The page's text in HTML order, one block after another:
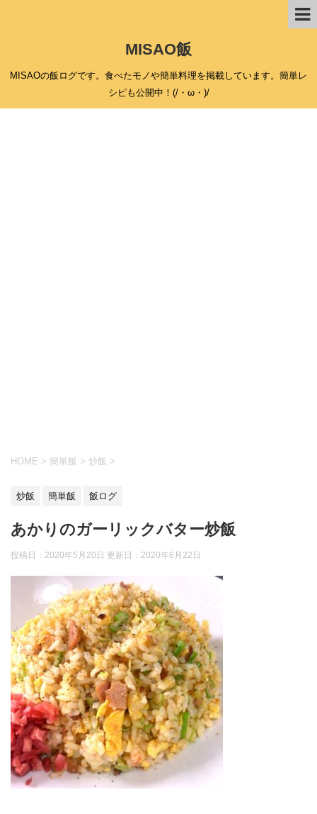
MISAO飯
MISAOの飯ログです。食べたモノや簡単料理を掲載しています。簡単レ
シピも公開中！(/・ω・)/
HOME > 簡単飯 > 炒飯 >
炒飯 簡単飯 飯ログ
あかりのガーリックバター炒飯
投稿日：2020年5月20日 更新日： 2020年6月22日